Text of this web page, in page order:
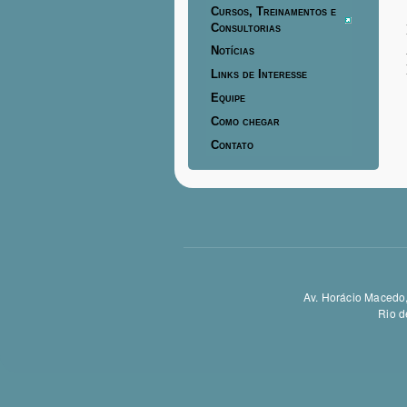
Cursos, Treinamentos e
Consultorias
Notícias
Links de Interesse
Equipe
Como chegar
Contato
Av. Horácio
Rio